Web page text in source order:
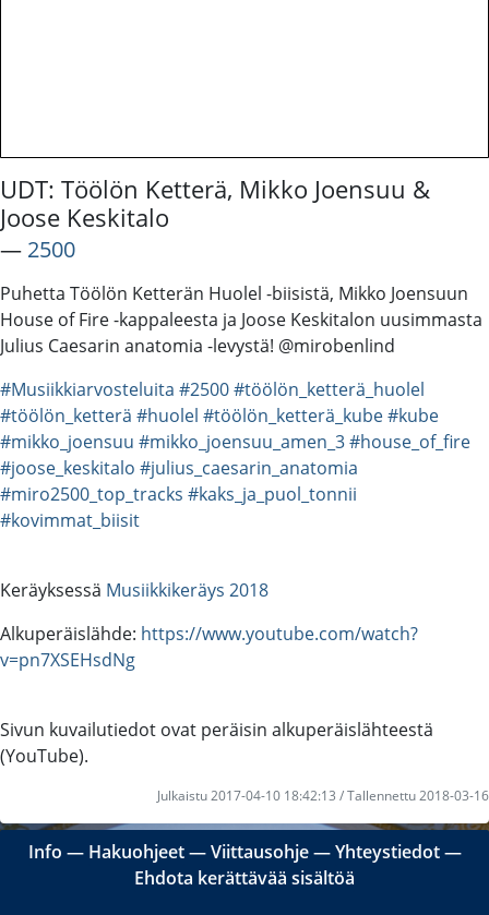
UDT: Töölön Ketterä, Mikko Joensuu &
Joose Keskitalo
― 2500
Puhetta Töölön Ketterän Huolel -biisistä, Mikko Joensuun
House of Fire -kappaleesta ja Joose Keskitalon uusimmasta
Julius Caesarin anatomia -levystä! @mirobenlind
#Musiikkiarvosteluita #2500#töölön_ketterä_huolel
#töölön_ketterä #huolel #töölön_ketterä_kube#kube
#mikko_joensuu #mikko_joensuu_amen_3#house_of_fire
#joose_keskitalo #julius_caesarin_anatomia
#miro2500_top_tracks #kaks_ja_puol_tonnii
#kovimmat_biisit
Keräyksessä Musiikkikeräys 2018
Alkuperäislähde: https://www.youtube.com/watch?
v=pn7XSEHsdNg
Sivun kuvailutiedot ovat peräisin alkuperäislähteestä
(YouTube).
Julkaistu 2017-04-10 18:42:13 / Tallennettu 2018-03-16
Info ― Hakuohjeet―Viittausohje―Yhteystiedot―
Ehdota kerättävää sisältöä